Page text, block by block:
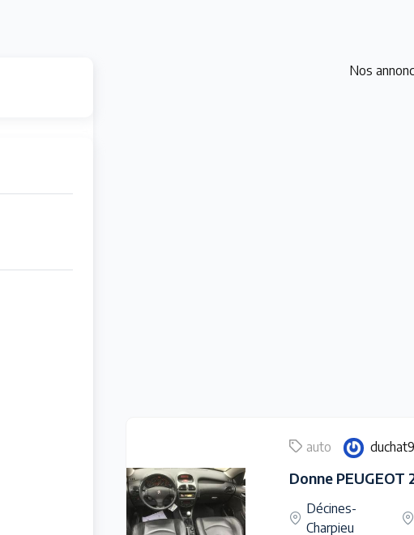
Nos
auto
Décines-
Charpieu